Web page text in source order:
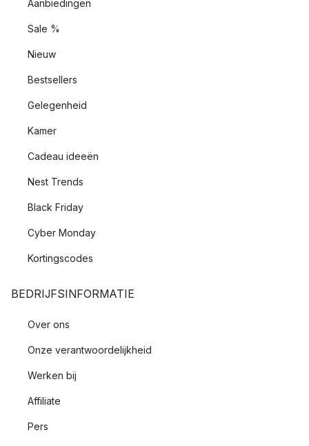
Aanbiedingen
Sale %
Nieuw
Bestsellers
Gelegenheid
Kamer
Cadeau ideeën
Nest Trends
Black Friday
Cyber Monday
Kortingscodes
BEDRIJFSINFORMATIE
Over ons
Onze verantwoordelijkheid
Werken bij
Affiliate
Pers